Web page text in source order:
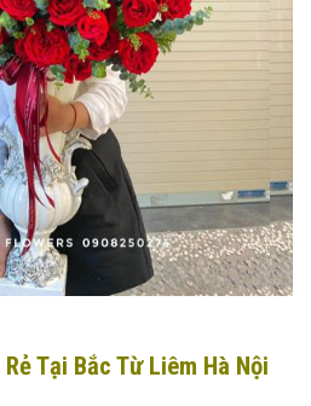
Tại Bắc Từ Liêm Hà Nội